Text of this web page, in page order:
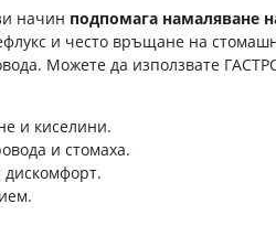
начин подпомага намаляване
и често връщане на
Можете да използвате
и киселини.
и стомаха.